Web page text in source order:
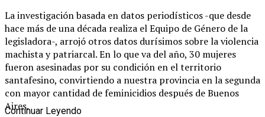
La investigación basada en datos periodísticos -que desde
hace más de una década realiza el Equipo de Género de la
legisladora-, arrojó otros datos durísimos sobre la violencia
machista y patriarcal. En lo que va del año, 30 mujeres
fueron asesinadas por su condición en el territorio
santafesino, convirtiendo a nuestra provincia en la segunda
con mayor cantidad de feminicidios después de Buenos
Aires.
Continuar Leyendo